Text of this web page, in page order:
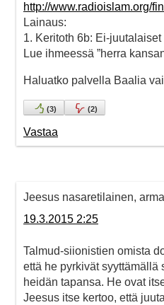
http://www.radioislam.org/
Lainaus:
1. Keritoth 6b: Ei-
Lue ihmeessä ”herra
Haluatko palvella Baalia
(3) (2)
Vastaa
Jeesus nasaretilainen,
19.3.2015 2:25
Talmud-siionistien omista
että he pyrkivät syyttämällä
heidän tapansa. He ovat
Jeesus itse kertoo, että